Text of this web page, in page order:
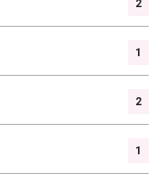
2
1
2
1